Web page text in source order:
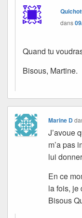
dans
Quand tu
Bisous, Martine.
Marine D
J’avoue
m’a pas
lui
En ce
la fois,
Bisous